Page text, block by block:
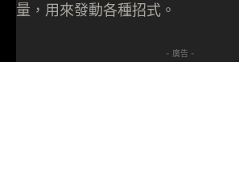
量，用來發動各種招式。
- 廣告 -